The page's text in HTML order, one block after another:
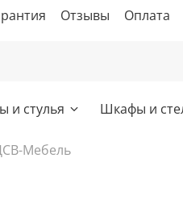
Отзывы Оплата
и стулья Шкафы и
Мебель